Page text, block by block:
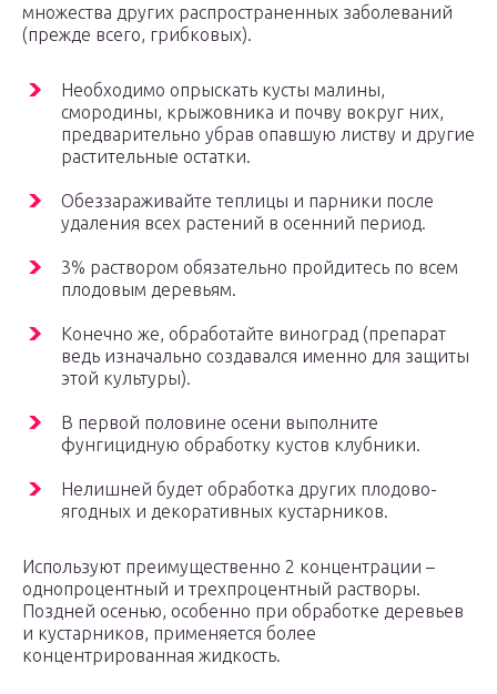
множества других распространенных заболеваний
(прежде всего, грибковых).
Необходимо опрыскать кусты малины,
смородины, крыжовника и почву вокруг них,
предварительно убрав опавшую листву и другие
растительные остатки.
Обеззараживайте теплицы и парники после
удаления всех растений в осенний период.
3% раствором обязательно пройдитесь по всем
плодовым деревьям.
Конечно же, обработайте виноград (препарат
ведь изначально создавался именно для защиты
этой культуры).
В первой половине осени выполните
фунгицидную обработку кустов клубники.
Нелишней будет обработка других плодово-
ягодных и декоративных кустарников.
Используют преимущественно 2 концентрации –
однопроцентный и трехпроцентный растворы.
Поздней осенью, особенно при обработке деревьев
и кустарников, применяется более
концентрированная жидкость.